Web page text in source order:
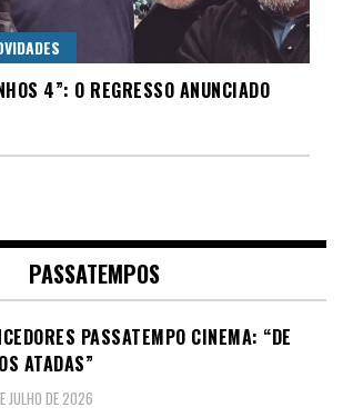
4”: O REGRESSO ANUNCIADO
PASSATEMPOS
PASSATEMPO CINEMA: “DE
ATADAS”
JULHO DE 2026